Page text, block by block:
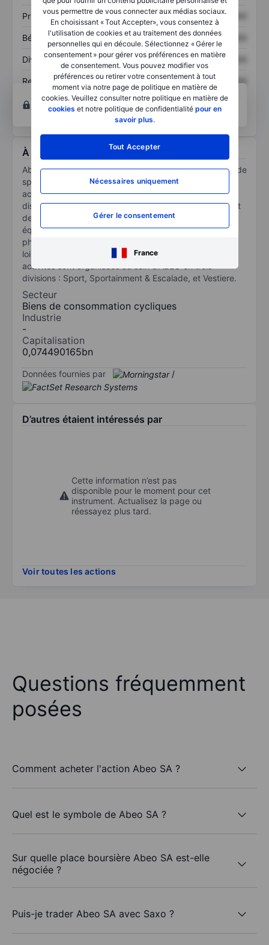
vous permettre de vous connecter aux médias sociaux.
En choisissant « Tout Accepter», vous consentez à
l'utilisation de cookies et au traitement des données
personnelles qui en découle. Sélectionnez « Gérer le
consentement » pour gérer vos préférences en matière
de consentement. Vous pouvez modifier vos
préférences ou retirer votre consentement à tout
moment via notre page de politique en matière de
cookies. Veuillez consulter notre politique en matière de
cookies et notre politique de confidentialité pour en
savoir plus.
Tout Accepter
Nécessaires uniquement
Gérer le consentement
France
Prix / ventes XXXXXXX XXXXXXX
Bénéfice par action XXXXXXX XXXXXXX
Dividende par action XXXXXXX XXXXXXX
Rendement des
capitaux propres
XXXXXXX
XXXXXXX
Ouvrir un comptepour accéder à d’autres outils
techniques et d’analyses.
À propos Abeo SA
Abeo SA, acteur français du marché des équipements de
sport et de loisirs destinés aux professionnels. Son
activité principale consiste à concevoir, fabriquer et
distribuer des équipements pour les centres de sport et
de loisirs : agrès de gymnastique et tapis de réception,
équipements pour les sports collectifs et l'éducation
physique, murs d'escalade et centres d'escalade et de
loisirs, ainsi que des équipements pour vestiaires. Ces
activités sont organisées au sein d'ABEO en trois
divisions : Sport, Sportainment & Escalade, et Vestiere.
Secteur
Biens de consommation cycliques
Industrie
-
Capitalisation
0,074490165bn
Données fournies par /
D’autres étaient intéressés par
Cette information n’est pas
disponible pour le moment pour cet
instrument. Actualisez la page ou
réessayez plus tard.
Voir toutes les actions
Questions fréquemment
posées
Comment acheter l'action Abeo SA ?
Quel est le symbole de Abeo SA ?
Sur quelle place boursière Abeo SA est-elle
négociée ?
Puis-je trader Abeo SA avec Saxo ?